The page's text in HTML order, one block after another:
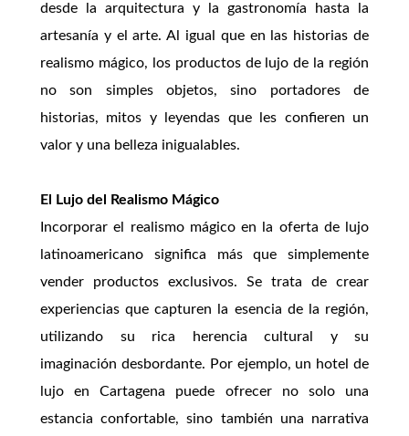
desde la arquitectura y la gastronomía hasta la
artesanía y el arte. Al igual que en las historias de
realismo mágico, los productos de lujo de la región
no son simples objetos, sino portadores de
historias, mitos y leyendas que les confieren un
valor y una belleza inigualables.
El Lujo del Realismo Mágico
Incorporar el realismo mágico en la oferta de lujo
latinoamericano significa más que simplemente
vender productos exclusivos. Se trata de crear
experiencias que capturen la esencia de la región,
utilizando su rica herencia cultural y su
imaginación desbordante. Por ejemplo, un hotel de
lujo en Cartagena puede ofrecer no solo una
estancia confortable, sino también una narrativa